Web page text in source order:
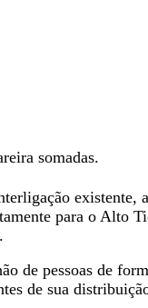
somadas.
existente,
para o Alto
de pessoas de
de sua